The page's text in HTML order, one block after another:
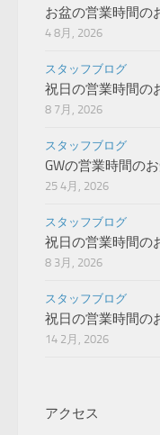
お盆の営業時間の
4 8月, 2026
スタッフブログ
祝日の営業時間の
8 7月, 2026
スタッフブログ
GWの営業時間の
25 4月, 2026
スタッフブログ
祝日の営業時間の
8 3月, 2026
スタッフブログ
祝日の営業時間の
14 2月, 2026
アクセス